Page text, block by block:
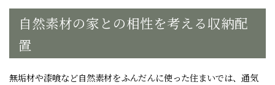
自然素材の家との相性を考える収納配
置
無垢材や漆喰など自然素材をふんだんに使った住まいでは、通気